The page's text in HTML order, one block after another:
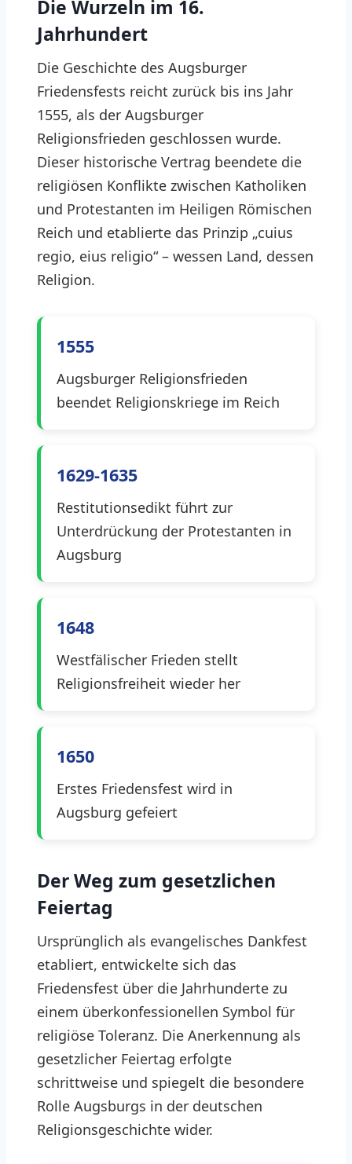
Die Wurzeln im 16.
Jahrhundert
Die Geschichte des Augsburger
Friedensfests reicht zurück bis ins Jahr
1555, als der Augsburger
Religionsfrieden geschlossen wurde.
Dieser historische Vertrag beendete die
religiösen Konflikte zwischen Katholiken
und Protestanten im Heiligen Römischen
Reich und etablierte das Prinzip „cuius
regio, eius religio“ – wessen Land, dessen
Religion.
1555
Augsburger Religionsfrieden
beendet Religionskriege im Reich
1629-1635
Restitutionsedikt führt zur
Unterdrückung der Protestanten in
Augsburg
1648
Westfälischer Frieden stellt
Religionsfreiheit wieder her
1650
Erstes Friedensfest wird in
Augsburg gefeiert
Der Weg zum gesetzlichen
Feiertag
Ursprünglich als evangelisches Dankfest
etabliert, entwickelte sich das
Friedensfest über die Jahrhunderte zu
einem überkonfessionellen Symbol für
religiöse Toleranz. Die Anerkennung als
gesetzlicher Feiertag erfolgte
schrittweise und spiegelt die besondere
Rolle Augsburgs in der deutschen
Religionsgeschichte wider.